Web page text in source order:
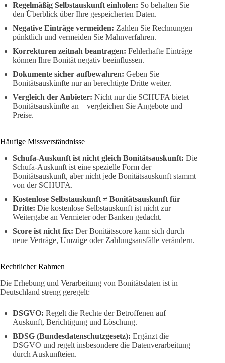
Regelmäßig Selbstauskunft einholen: So behalten Sie
den Überblick über Ihre gespeicherten Daten.
Negative Einträge vermeiden: Zahlen Sie Rechnungen
pünktlich und vermeiden Sie Mahnverfahren.
Korrekturen zeitnah beantragen: Fehlerhafte Einträge
können Ihre Bonität negativ beeinflussen.
Dokumente sicher aufbewahren: Geben Sie
Bonitätsauskünfte nur an berechtigte Dritte weiter.
Vergleich der Anbieter: Nicht nur die SCHUFA bietet
Bonitätsauskünfte an – vergleichen Sie Angebote und
Preise.
Häufige Missverständnisse
Schufa-Auskunft ist nicht gleich Bonitätsauskunft: Die
Schufa-Auskunft ist eine spezielle Form der
Bonitätsauskunft, aber nicht jede Bonitätsauskunft stammt
von der SCHUFA.
Kostenlose Selbstauskunft ≠ Bonitätsauskunft für
Dritte: Die kostenlose Selbstauskunft ist nicht zur
Weitergabe an Vermieter oder Banken gedacht.
Score ist nicht fix: Der Bonitätsscore kann sich durch
neue Verträge, Umzüge oder Zahlungsausfälle verändern.
Rechtlicher Rahmen
Die Erhebung und Verarbeitung von Bonitätsdaten ist in
Deutschland streng geregelt:
DSGVO: Regelt die Rechte der Betroffenen auf
Auskunft, Berichtigung und Löschung.
BDSG (Bundesdatenschutzgesetz): Ergänzt die
DSGVO und regelt insbesondere die Datenverarbeitung
durch Auskunfteien.